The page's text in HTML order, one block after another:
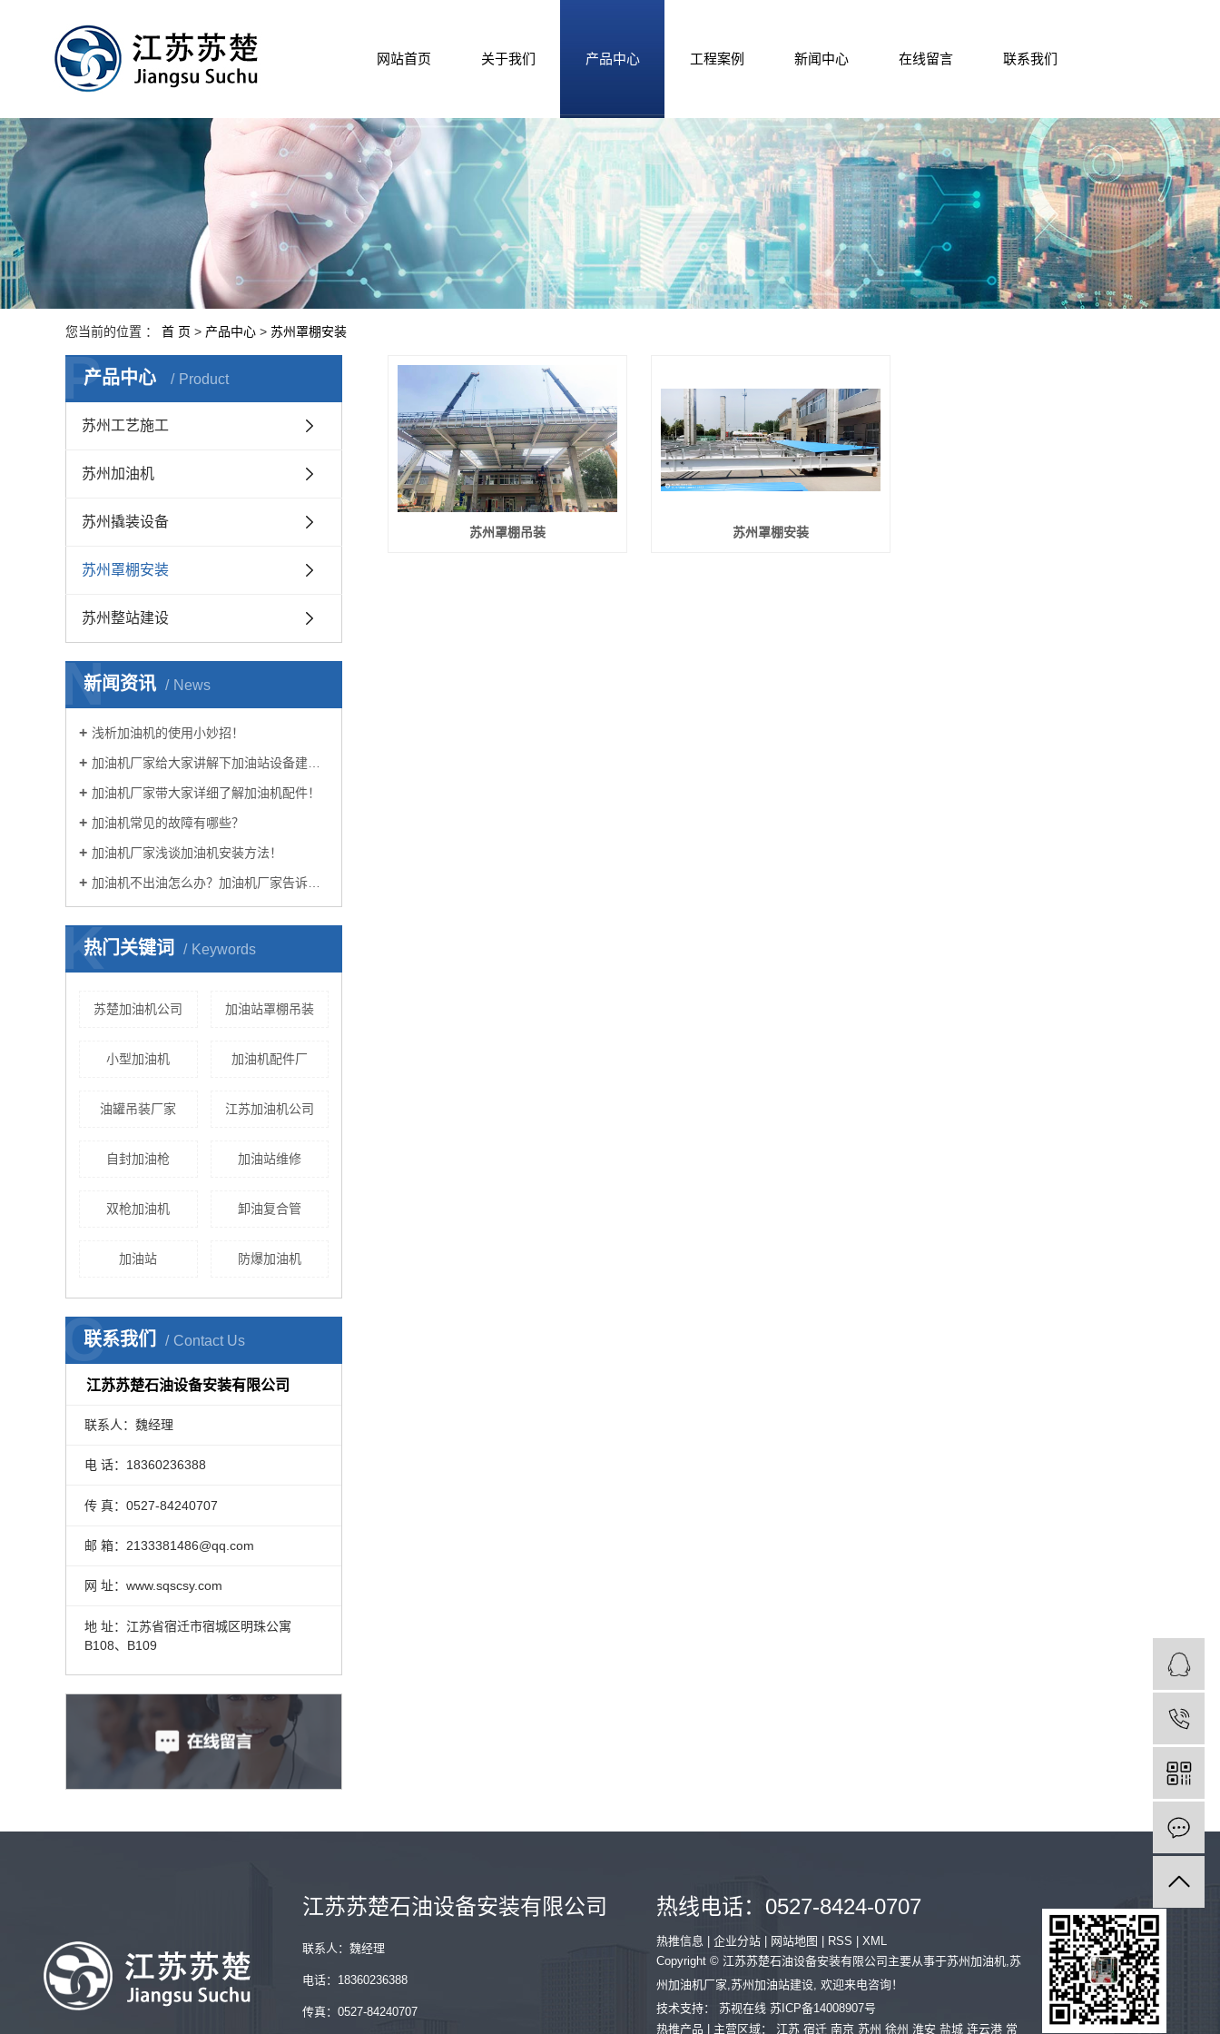
网站首页 关于我们 产品中心 工程案例 新闻中心 在线留言 联系我们
您当前的位置 ： 首 页 > 产品中心 > 苏州罩棚安装
产品中心 Product
P
苏州工艺施工
苏州加油机
苏州撬装设备
苏州罩棚安装
苏州整站建设
新闻资讯 News
N
浅析加油机的使用小妙招！
加油机厂家给大家讲解下加油站设备建设要求！
加油机厂家带大家详细了解加油机配件！
加油机常见的故障有哪些？
加油机厂家浅谈加油机安装方法！
加油机不出油怎么办？加油机厂家告诉您！
热门关键词 Keywords
K
苏楚加油机公司 加油站罩棚吊装
小型加油机 加油机配件厂
油罐吊装厂家 江苏加油机公司
自封加油枪 加油站维修
双枪加油机 卸油复合管
加油站 防爆加油机
联系我们 Contact Us
C
江苏苏楚石油设备安装有限公司
联系人：魏经理
电 话：18360236388
传 真：0527-84240707
邮 箱：2133381486@qq.com
网 址：www.sqscsy.com
地 址：江苏省宿迁市宿城区明珠公寓
B108、B109
苏州罩棚吊装 苏州罩棚安装
江苏苏楚石油设备安装有限公司
联系人：魏经理
电话：18360236388
传真：0527-84240707
热线电话： 0527-8424-0707
热推信息 | 企业分站 | 网站地图 | RSS | XML
Copyright © 江苏苏楚石油设备安装有限公司主要从事于苏州加油机 苏
州加油机厂家 苏州加油站建设 , 欢迎来电咨询！
技术支持： 苏视在线 苏ICP备14008907号
热推产品 | 主营区域： 江苏 宿迁 南京 苏州 徐州 淮安 盐城 连云港 常